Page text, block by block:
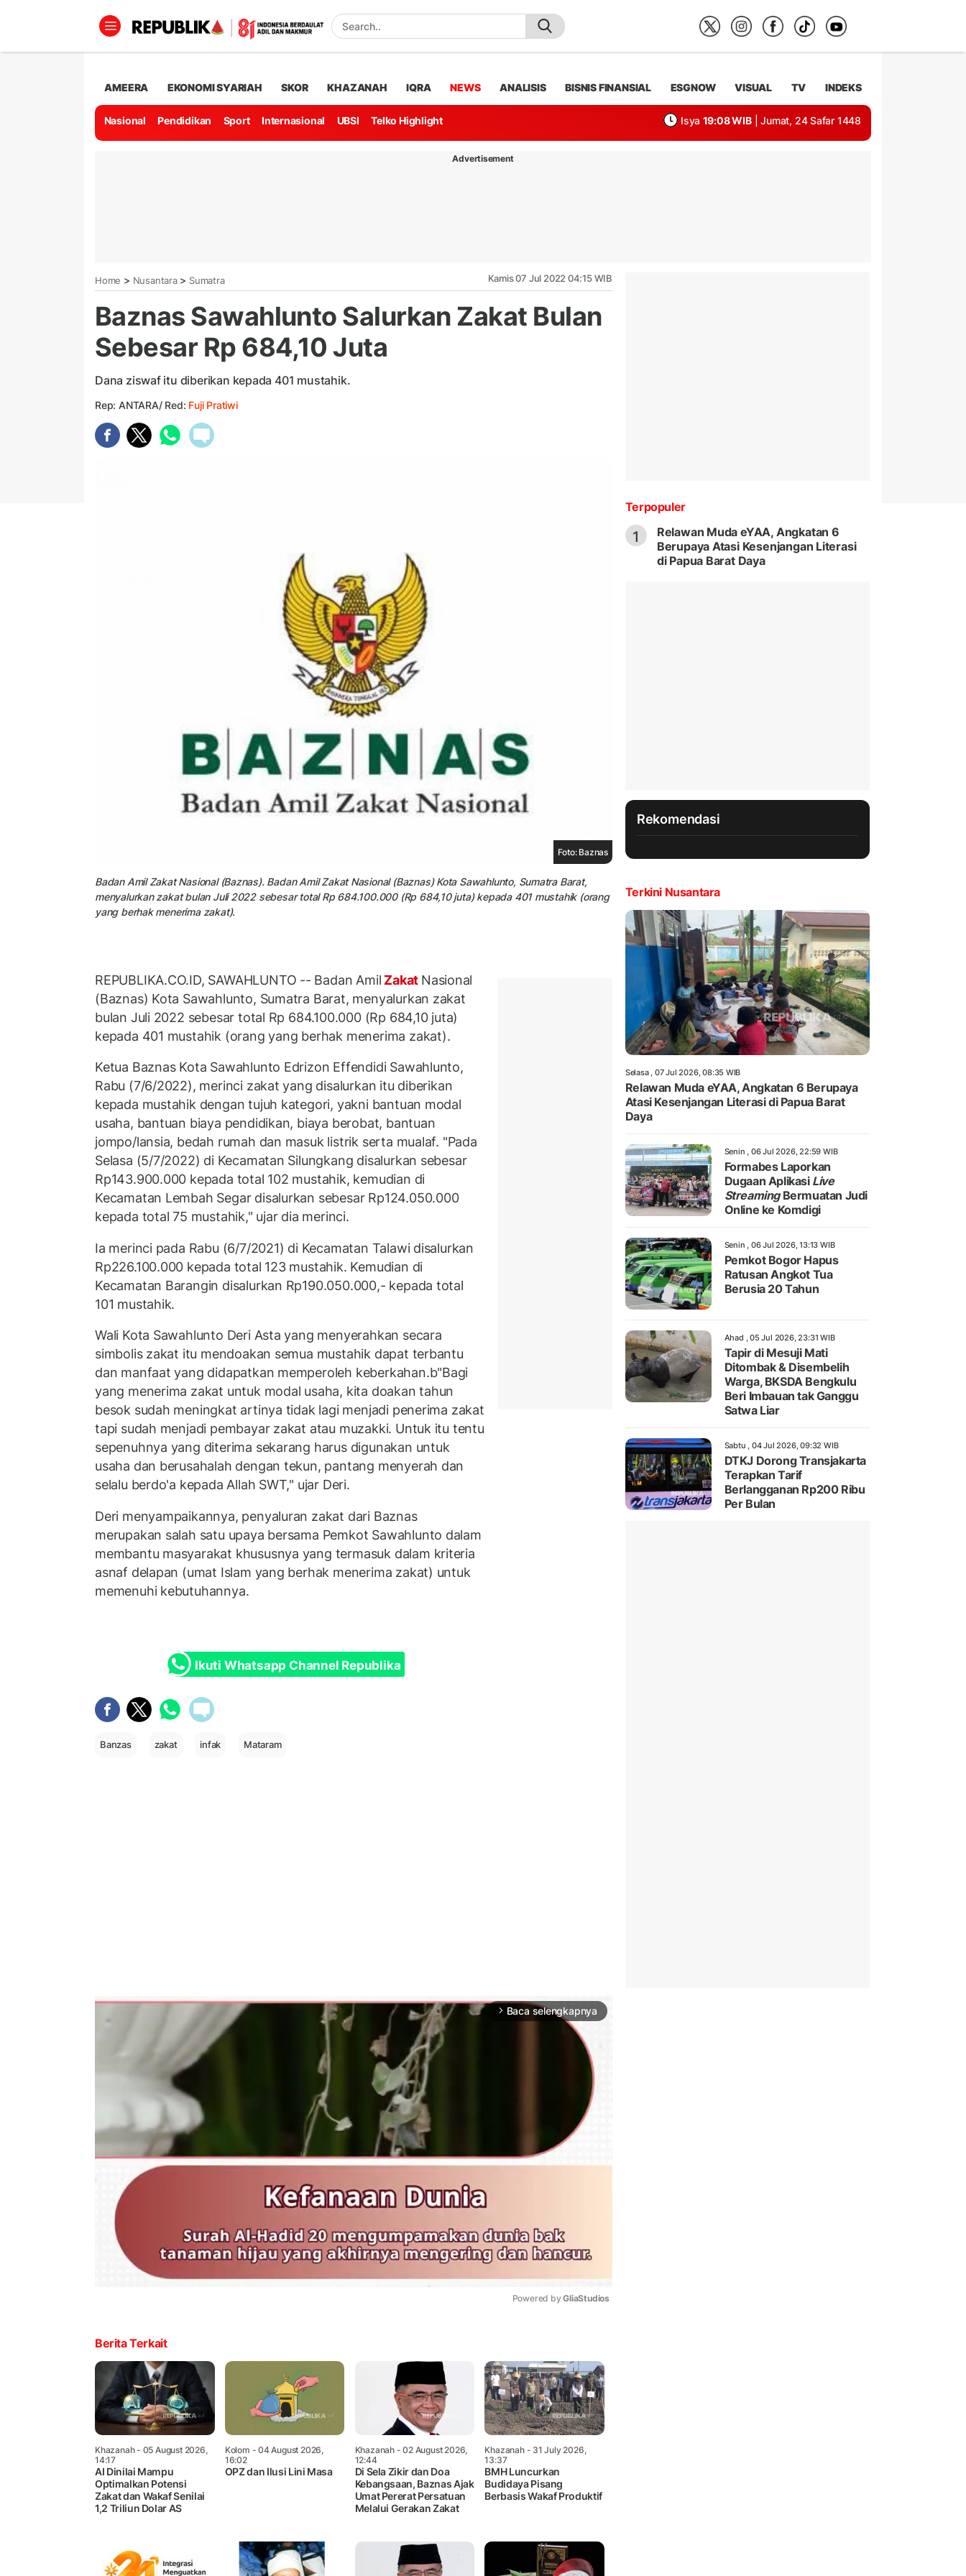
AMEERA EKONOMI SYARIAH SKOR KHAZANAH IQRA NEWS ANALISIS BISNIS FINANSIAL ESGNOW VISUAL TV INDEKS
Nasional Pendidikan Sport Internasional UBSI Telko Highlight Isya 19:08 WIB | Jumat, 24 Safar 1448
Advertisement
Home > Nusantara> Sumatra Kamis 07 Jul 2022 04:15 WIB
Baznas Sawahlunto Salurkan Zakat Bulan
Sebesar Rp 684,10 Juta
Dana ziswaf itu diberikan kepada 401 mustahik.
Rep: ANTARA/ Red: Fuji Pratiwi
Foto: Baznas
Badan Amil Zakat Nasional (Baznas). Badan Amil Zakat Nasional (Baznas) Kota Sawahlunto, Sumatra Barat,
menyalurkan zakat bulan Juli 2022 sebesar total Rp 684.100.000 (Rp 684,10 juta) kepada 401 mustahik (orang
yang berhak menerima zakat).
REPUBLIKA.CO.ID, SAWAHLUNTO -- Badan Amil Zakat Nasional
(Baznas) Kota Sawahlunto, Sumatra Barat, menyalurkan zakat
bulan Juli 2022 sebesar total Rp 684.100.000 (Rp 684,10 juta)
kepada 401 mustahik (orang yang berhak menerima zakat).
Ketua Baznas Kota Sawahlunto Edrizon Effendidi Sawahlunto,
Rabu (7/6/2022), merinci zakat yang disalurkan itu diberikan
kepada mustahik dengan tujuh kategori, yakni bantuan modal
usaha, bantuan biaya pendidikan, biaya berobat, bantuan
jompo/lansia, bedah rumah dan masuk listrik serta mualaf. "Pada
Selasa (5/7/2022) di Kecamatan Silungkang disalurkan sebesar
Rp143.900.000 kepada total 102 mustahik, kemudian di
Kecamatan Lembah Segar disalurkan sebesar Rp124.050.000
kepada total 75 mustahik," ujar dia merinci.
Ia merinci pada Rabu (6/7/2021) di Kecamatan Talawi disalurkan
Rp226.100.000 kepada total 123 mustahik. Kemudian di
Kecamatan Barangin disalurkan Rp190.050.000,- kepada total
101 mustahik.
Wali Kota Sawahlunto Deri Asta yang menyerahkan secara
simbolis zakat itu mendoakan semua mustahik dapat terbantu
dan manfaat yang didapatkan memperoleh keberkahan.b"Bagi
yang menerima zakat untuk modal usaha, kita doakan tahun
besok sudah meningkat artinya tidak lagi menjadi penerima zakat
tapi sudah menjadi pembayar zakat atau muzakki. Untuk itu tentu
sepenuhnya yang diterima sekarang harus digunakan untuk
usaha dan berusahalah dengan tekun, pantang menyerah dan
selalu berdo'a kepada Allah SWT," ujar Deri.
Deri menyampaikannya, penyaluran zakat dari Baznas
merupakan salah satu upaya bersama Pemkot Sawahlunto dalam
membantu masyarakat khususnya yang termasuk dalam kriteria
asnaf delapan (umat Islam yang berhak menerima zakat) untuk
memenuhi kebutuhannya.
Ikuti Whatsapp Channel Republika
Banzas zakat infak Mataram
arrow_forward_ios Baca selengkapnya
Powered by GliaStudios
Berita Terkait
Khazanah- 05 August 2026,
14:17
AI Dinilai Mampu
Optimalkan Potensi
Zakat dan Wakaf Senilai
1,2 Triliun Dolar AS
Kolom - 04 August 2026,
16:02
OPZ dan Ilusi Lini Masa
Khazanah- 02 August 2026,
12:44
Di Sela Zikir dan Doa
Kebangsaan, Baznas Ajak
Umat Pererat Persatuan
Melalui Gerakan Zakat
Khazanah- 31 July 2026,
13:37
BMH Luncurkan
Budidaya Pisang
Berbasis Wakaf Produktif
Terpopuler
1
Relawan Muda eYAA, Angkatan 6
Berupaya Atasi Kesenjangan Literasi
di Papua Barat Daya
Rekomendasi
Terkini Nusantara
Selasa , 07 Jul 2026, 08:35 WIB
Relawan Muda eYAA, Angkatan 6 Berupaya
Atasi Kesenjangan Literasi di Papua Barat
Daya
Senin , 06 Jul 2026, 22:59 WIB
Formabes Laporkan
Dugaan Aplikasi Live
StreamingBermuatan Judi
Online ke Komdigi
Senin , 06 Jul 2026, 13:13 WIB
Pemkot Bogor Hapus
Ratusan Angkot Tua
Berusia 20 Tahun
Ahad , 05 Jul 2026, 23:31 WIB
Tapir di Mesuji Mati
Ditombak & Disembelih
Warga, BKSDA Bengkulu
Beri Imbauan tak Ganggu
Satwa Liar
Sabtu , 04 Jul 2026, 09:32 WIB
DTKJ Dorong Transjakarta
Terapkan Tarif
Berlangganan Rp200 Ribu
Per Bulan